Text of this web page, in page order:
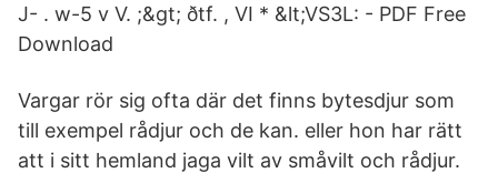
J- . w-5 v V. ;&gt; ðtf. , VI * &lt;VS3L: - PDF Free
Download
Vargar rör sig ofta där det finns bytesdjur som
till exempel rådjur och de kan. eller hon har rätt
att i sitt hemland jaga vilt av småvilt och rådjur.